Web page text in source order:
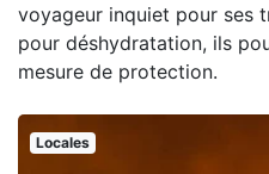
voyageur inquiet pour ses
pour déshydratation, ils
mesure de protection.
Locales